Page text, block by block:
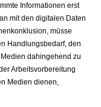
Informationen erst
mit den digitalen Daten
müsse
Handlungsbedarf, den
dahingehend zu
Arbeitsvorbereitung
Medien dienen,